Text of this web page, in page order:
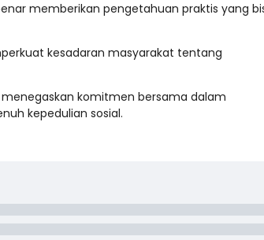
memberikan pengetahuan praktis yang
kesadaran masyarakat tentang
komitmen bersama dalam
kepedulian sosial.